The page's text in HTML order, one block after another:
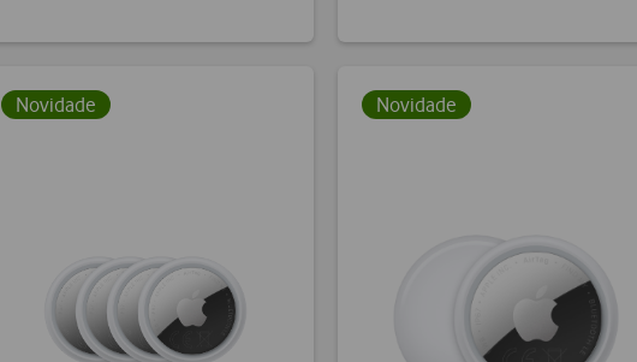
Novidade Novidade